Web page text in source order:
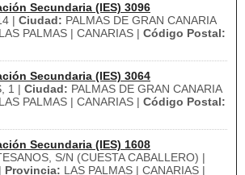
Secundaria (IES) 3096
| Ciudad: PALMAS DE GRAN CANARIA
LAS PALMAS | CANARIAS | Código Postal:
Secundaria (IES) 3064
1 | Ciudad: PALMAS DE GRAN CANARIA
LAS PALMAS | CANARIAS | Código Postal:
Secundaria (IES) 1608
S/N (CUESTA CABALLERO) |
Provincia: LAS PALMAS | CANARIAS |